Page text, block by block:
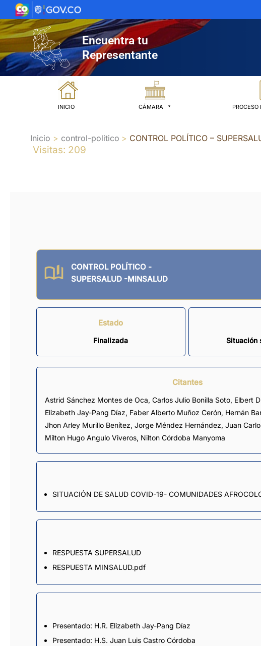
al
contenido
Encuentra tu
Representante
INICIO CÁMARA PROCESO
Inicio control-politico CONTROL POLÍTICO –
Visitas: 209
CONTROL POLÍTICO -
SUPERSALUD -MINSALUD
Estado
Finalizada Situación
Citantes
Astrid Sánchez Montes de Oca, Carlos Julio Bonilla Soto, Elbert
Elizabeth Jay-Pang Díaz, Faber Alberto Muñoz Cerón, Hernán
Jhon Arley Murillo Benítez, Jorge Méndez Hernández, Juan
Milton Hugo Angulo Viveros, Nilton Córdoba Manyoma
SITUACIÓN DE SALUD COVID-19- COMUNIDADES
RESPUESTA SUPERSALUD
RESPUESTA MINSALUD.pdf
Presentado: H.R. Elizabeth Jay-Pang Díaz
Presentado: H.S. Juan Luis Castro Córdoba